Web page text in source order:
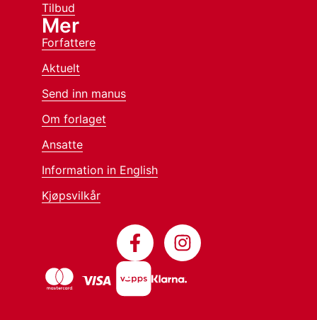
Tilbud
Mer
Forfattere
Aktuelt
Send inn manus
Om forlaget
Ansatte
Information in English
Kjøpsvilkår